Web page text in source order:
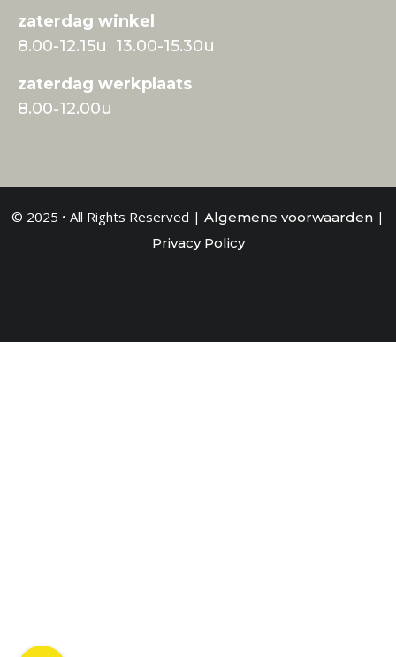
zaterdag winkel
8.00-12.15u 13.00-15.30u
zaterdag werkplaats
8.00-12.00u
© 2025 • All Rights Reserved | Algemene voorwaarden |
Privacy Policy